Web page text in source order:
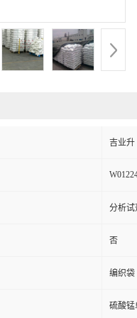
吉业升
分析试
否
编织袋
硫酸锰